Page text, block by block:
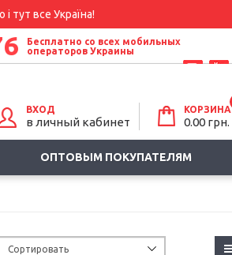
тут все Україна!
Бесплатно со всех мобильных
операторов Украины
ВХОД
в личный кабинет
КОРЗИНА
0.00 грн.
ОПТОВЫМ ПОКУПАТЕЛЯМ